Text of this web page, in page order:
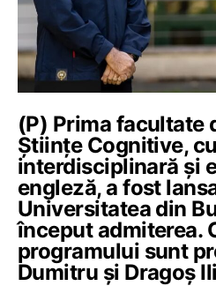
(P) Prima facultate
Științe Cognitive,
interdisciplinară și
engleză, a fost
Universitatea din
început admiterea.
programului sunt
Dumitru și Dragoș